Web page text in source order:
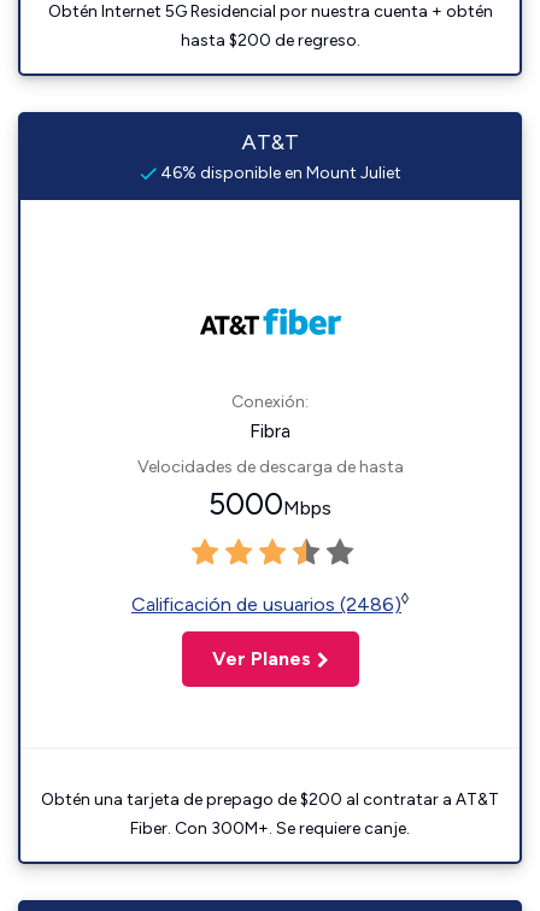
Obtén Internet 5G Residencial por nuestra cuenta + obtén
hasta $200 de regreso.
AT&T
46% disponible en Mount Juliet
Conexión:
Fibra
Velocidades de descarga de hasta
5000Mbps
Calificación de usuarios (2486)◊
Ver Planes
Obtén una tarjeta de prepago de $200 al contratar a AT&T
Fiber. Con 300M+. Se requiere canje.